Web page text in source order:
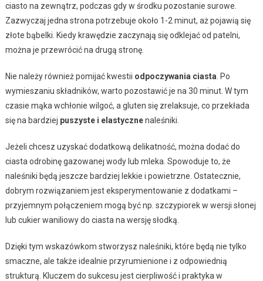
ciasto na zewnątrz, podczas gdy w środku pozostanie surowe.
Zazwyczaj jedna strona potrzebuje około 1-2 minut, aż pojawią się
złote bąbelki. Kiedy krawędzie zaczynają się odklejać od patelni,
można je przewrócić na drugą stronę.
Nie należy również pomijać kwestii odpoczywania ciasta . Po
wymieszaniu składników, warto pozostawić je na 30 minut. W tym
czasie mąka wchłonie wilgoć, a gluten się zrelaksuje, co przekłada
się na bardziej puszyste i elastycznenaleśniki.
Jeżeli chcesz uzyskać dodatkową delikatność, można dodać do
ciasta odrobinę gazowanej wody lub mleka. Spowoduje to, że
naleśniki będą jeszcze bardziej lekkie i powietrzne. Ostatecznie,
dobrym rozwiązaniem jest eksperymentowanie z dodatkami –
przyjemnym połączeniem mogą być np. szczypiorek w wersji słonej
lub cukier waniliowy do ciasta na wersję słodką.
Dzięki tym wskazówkom stworzysz naleśniki, które będą nie tylko
smaczne, ale także idealnie przyrumienione i z odpowiednią
strukturą. Kluczem do sukcesu jest cierpliwość i praktyka w